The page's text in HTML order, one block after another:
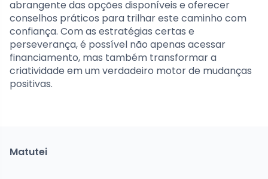
abrangente das opções disponíveis e oferecer
conselhos práticos para trilhar este caminho com
confiança. Com as estratégias certas e
perseverança, é possível não apenas acessar
financiamento, mas também transformar a
criatividade em um verdadeiro motor de mudanças
positivas.
Matutei